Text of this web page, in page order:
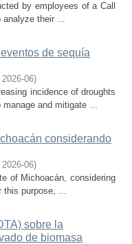
by employees of a Call
analyze their ...
de sequía
2026-06)
incidence of droughts
and mitigate ...
considerando
2026-06)
of Michoacán, considering
this purpose, ...
sobre la
de biomasa